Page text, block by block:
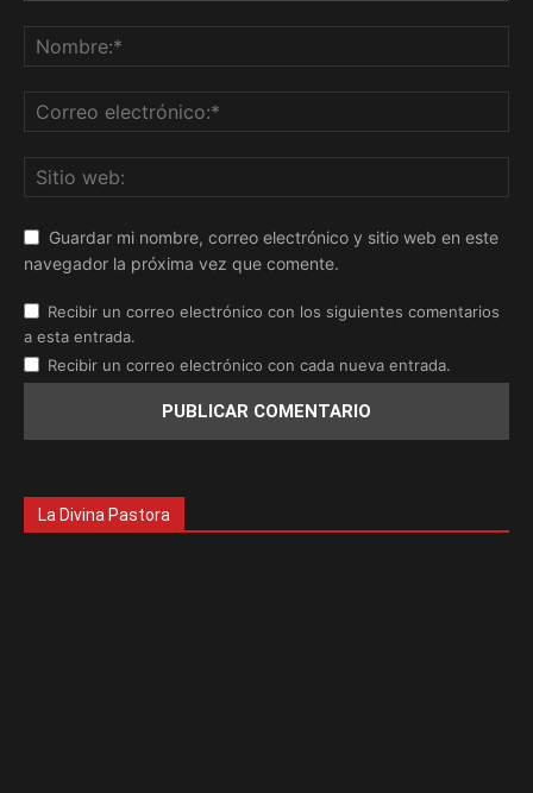
Guardar mi nombre, correo electrónico y sitio web en este
navegador la próxima vez que comente.
Recibir un correo electrónico con los siguientes comentarios
a esta entrada.
Recibir un correo electrónico con cada nueva entrada.
La Divina Pastora